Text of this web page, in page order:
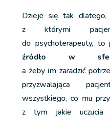
Dzieje się tak dlatego,
z którymi
do psychoterapeuty,
źródło w
a żeby im zaradzić
przyzwalająca
wszystkiego, co mu
z tym jakie